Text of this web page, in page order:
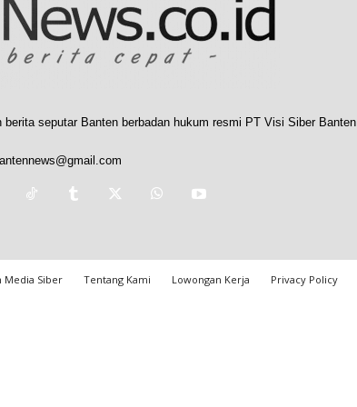
seputar Banten berbadan hukum resmi PT Visi Siber Banten
Media Siber Tentang Kami Lowongan Kerja Privacy Policy